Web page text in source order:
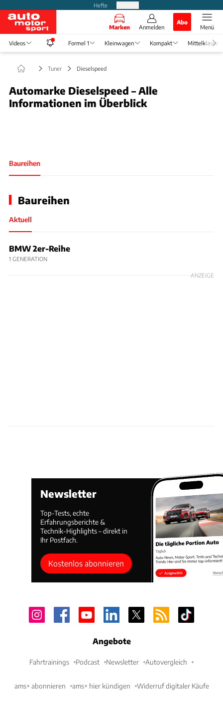
Hefte
Marken Anmelden
Abo
Menü
Videos Formel 1 Kleinwagen Kompakt Mittelklasse
Tuner Dieselspeed
Automarke Dieselspeed – Alle
Informationen im Überblick
Baureihen
Baureihen
Aktuell
BMW 2er-Reihe
1 GENERATION
ANZEIGE
Newsletter
Top-Tests, echte
Erfahrungsberichte &
Technik-Highlights – direkt in
Ihr Postfach.
Kostenlos abonnieren
Angebote
Fahrtrainings Podcast Newsletter Autovergleich
ams+ abonnieren ams+ hier kündigen Widerruf digitaler Käufe